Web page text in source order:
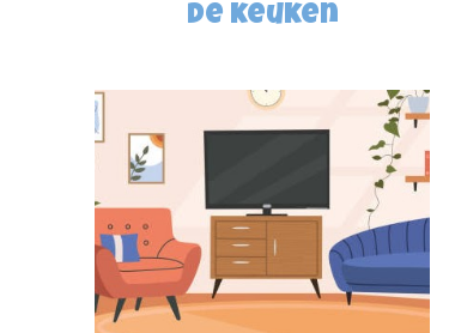
de keuken